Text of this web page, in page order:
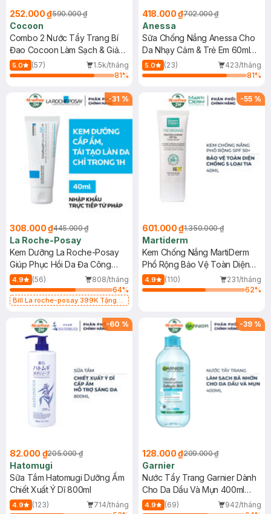
252.000 ₫590.000 ₫
Cocoon
Combo 2 Nước Tẩy Trang Bí
Đao Cocoon Làm Sạch & Giảm
Dầu 500ml
5.0 (57)
1.5k/tháng
81%
418.000 ₫702.000 ₫
Anessa
Sữa Chống Nắng Anessa Cho
Da Nhạy Cảm & Trẻ Em 60ml
(Mới)
5.0 (23)
423/tháng
81%
-31 %
308.000 ₫445.000 ₫
La Roche-Posay
Kem Dưỡng La Roche-Posay
Giúp Phục Hồi Da Đa Công
Dụng 40ml
4.9 (56)
808/tháng
64%
Bill La roche-posay 399K Tặng
(SL có hạn)
-55 %
601.000 ₫1.350.000 ₫
Martiderm
Kem Chống Nắng MartiDerm
Phổ Rộng Bảo Vệ Toàn Diện
40ml
4.9 (110)
231/tháng
62%
-60 %
82.000 ₫205.000 ₫
Hatomugi
Sữa Tắm Hatomugi Dưỡng Ẩm
Chiết Xuất Ý Dĩ 800ml
4.9 (123)
714/tháng
-39 %
128.000 ₫209.000 ₫
Garnier
Nước Tẩy Trang Garnier Dành
Cho Da Dầu Và Mụn 400ml
(Mới)
4.9 (69)
942/tháng